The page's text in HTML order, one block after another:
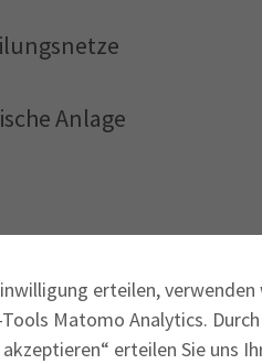
erteilen,
Matomo Analytics.
erteilen Sie uns
Anlage
richtet sich nach
bewerbe Dich bei